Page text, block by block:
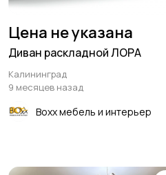
Цена не указана
Диван раскладной ЛОРА
Калининград
9 месяцев назад
Boxx мебель и интерьер